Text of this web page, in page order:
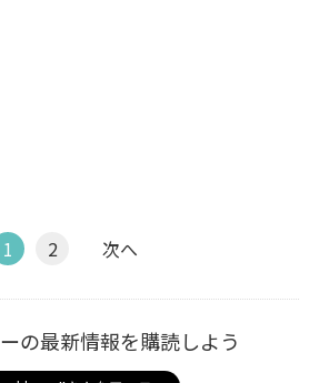
1 2 次へ
の最新情報を購読しよう